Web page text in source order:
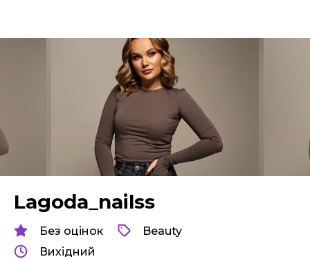
Lagoda_nailss
Без оцінок
Beauty
Вихідний